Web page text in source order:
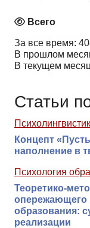
Всего
За все время:
В прошлом
В текущем
Статьи
Концепт
наполнение в
Психология
Теоретико-
опережающего
образования:
реализации